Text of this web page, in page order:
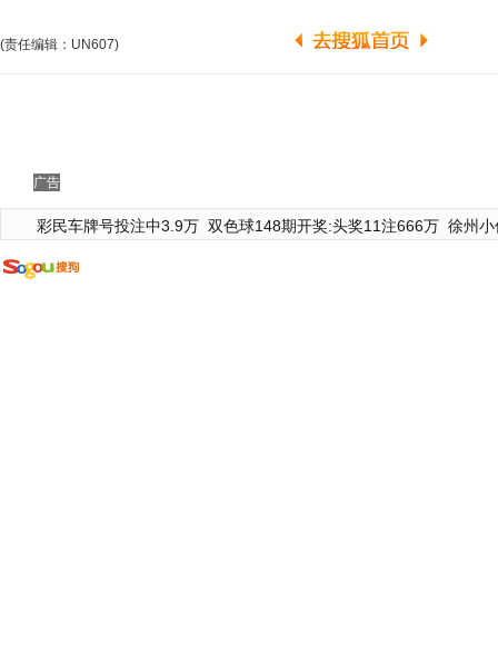
(责任编辑：UN607)
广告
彩民车牌号投注中3.9万 双色球148期开奖:头奖11注666万 徐州